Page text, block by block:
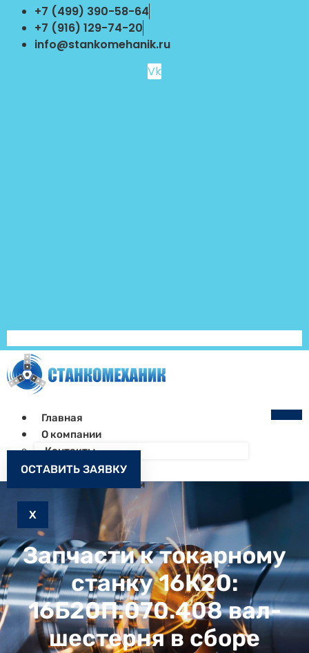
Перейти
содержимому
+7 (499) 390-58-64
+7 (916) 129-74-20
info@stankomehanik.ru
Vk
Главная
О компании
Контакты
Как заказать
Запчасти к станкам
X
ОСТАВИТЬ ЗАЯВКУ
Запчасти к токарному
станку 16К20:
16Б20П.070.408 вал-
шестерня в сборе